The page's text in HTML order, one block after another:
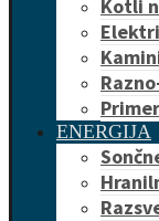
Kotli
ENERGIJA